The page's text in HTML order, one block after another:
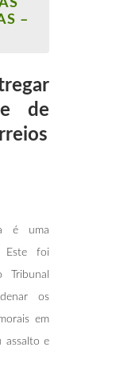
–
de
é uma
Este foi
os
em
assalto e